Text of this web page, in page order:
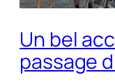
Un bel
passage